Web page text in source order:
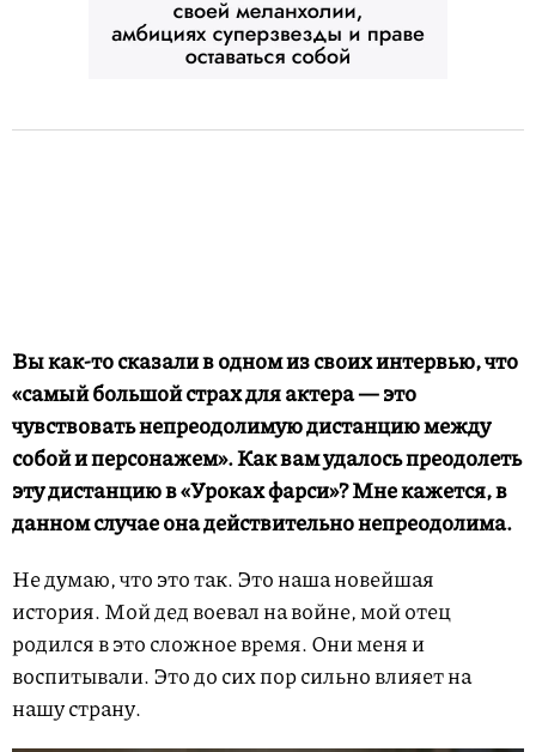
Вы как-то сказали в одном из своих интервью, что
«самый большой страх для актера — это
чувствовать непреодолимую дистанцию между
собой и персонажем». Как вам удалось преодолеть
эту дистанцию в «Уроках фарси»? Мне кажется, в
данном случае она действительно непреодолима.
Не думаю, что это так. Это наша новейшая
история. Мой дед воевал на войне, мой отец
родился в это сложное время. Они меня и
воспитывали. Это до сих пор сильно влияет на
нашу страну.